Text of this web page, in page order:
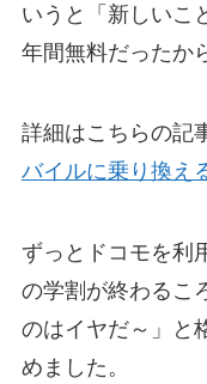
いうと「新しいこ
年間無料だったか
詳細はこちらの記
バイルに乗り換え
ずっとドコモを利
の学割が終わるこ
のはイヤだ～」と
めました。